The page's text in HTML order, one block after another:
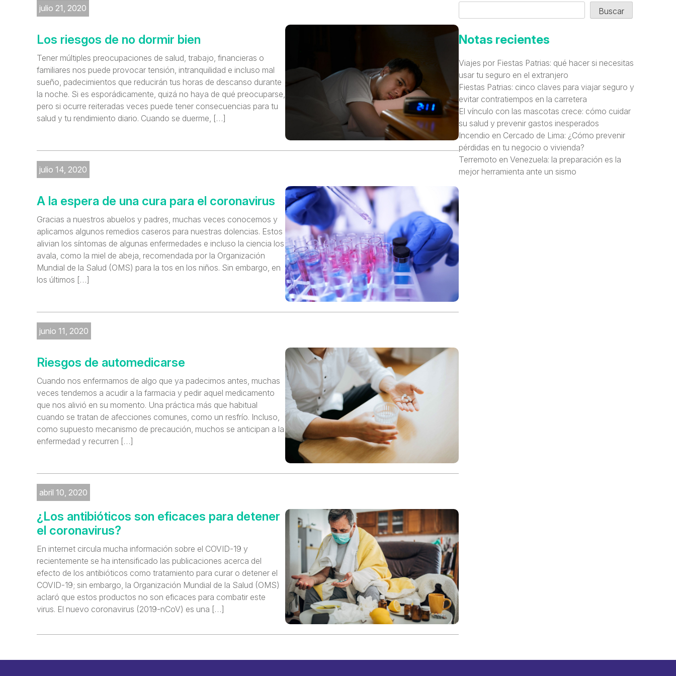
julio 21, 2020
Los riesgos de no dormir bien
Tener múltiples preocupaciones de salud, trabajo, financieras o
familiares nos puede provocar tensión, intranquilidad e incluso mal
sueño, padecimientos que reducirán tus horas de descanso durante
la noche. Si es esporádicamente, quizá no haya de qué preocuparse,
pero si ocurre reiteradas veces puede tener consecuencias para tu
salud y tu rendimiento diario. Cuando se duerme, […]
julio 14, 2020
A la espera de una cura para el coronavirus
Gracias a nuestros abuelos y padres, muchas veces conocemos y
aplicamos algunos remedios caseros para nuestras dolencias. Estos
alivian los síntomas de algunas enfermedades e incluso la ciencia los
avala, como la miel de abeja, recomendada por la Organización
Mundial de la Salud (OMS) para la tos en los niños. Sin embargo, en
los últimos […]
junio 11, 2020
Riesgos de automedicarse
Cuando nos enfermamos de algo que ya padecimos antes, muchas
veces tendemos a acudir a la farmacia y pedir aquel medicamento
que nos alivió en su momento. Una práctica más que habitual
cuando se tratan de afecciones comunes, como un resfrío. Incluso,
como supuesto mecanismo de precaución, muchos se anticipan a la
enfermedad y recurren […]
abril 10, 2020
¿Los antibióticos son eficaces para detener
el coronavirus?
En internet circula mucha información sobre el COVID-19 y
recientemente se ha intensificado las publicaciones acerca del
efecto de los antibióticos como tratamiento para curar o detener el
COVID-19; sin embargo, la Organización Mundial de la Salud (OMS)
aclaró que estos productos no son eficaces para combatir este
virus. El nuevo coronavirus (2019-nCoV) es una […]
Buscar
Notas recientes
Viajes por Fiestas Patrias: qué hacer si necesitas
usar tu seguro en el extranjero
Fiestas Patrias: cinco claves para viajar seguro y
evitar contratiempos en la carretera
El vínculo con las mascotas crece: cómo cuidar
su salud y prevenir gastos inesperados
Incendio en Cercado de Lima: ¿Cómo prevenir
pérdidas en tu negocio o vivienda?
Terremoto en Venezuela: la preparación es la
mejor herramienta ante un sismo